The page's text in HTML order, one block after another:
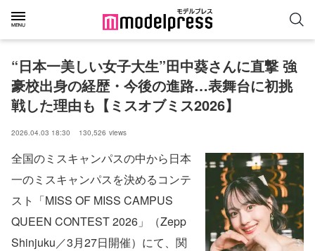
“日本一美しい女子大生”田中葵さんに直撃 強
豪校出身の経歴・今後の進路…表舞台に初挑
戦した理由も【ミスオブミス2026】
2026.04.03 18:30 130,526 views
全国のミスキャンパスの中から日本
一のミスキャンパスを決めるコンテ
スト「MISS OF MISS CAMPUS
QUEEN CONTEST 2026」（Zepp
Shinjuku／3月27日開催）にて、関